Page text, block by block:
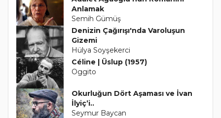
Anlamak
Semih Gümüş
Denizin Çağırışı'nda Varoluşun
Gizemi
Hülya Soyşekerci
Céline | Üslup (1957)
Oggito
Okurluğun Dört Aşaması ve İvan
İlyiç’i..
Seymur Baycan